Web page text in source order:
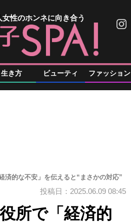
女性のホンネに向き合う
生き方 ビューティ ファッション
済的な不安」を伝えると“まさかの対応”
投稿日：2025.06.09 08:45
所で「経済的